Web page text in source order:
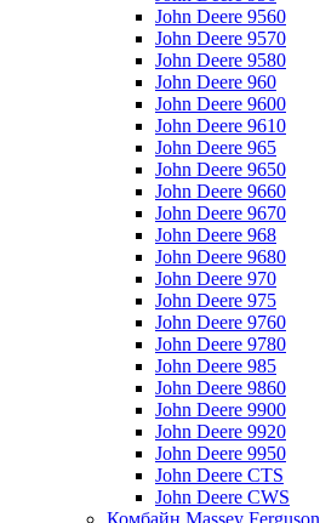
John Deere 9560
John Deere 9570
John Deere 9580
John Deere 960
John Deere 9600
John Deere 9610
John Deere 965
John Deere 9650
John Deere 9660
John Deere 9670
John Deere 968
John Deere 9680
John Deere 970
John Deere 975
John Deere 9760
John Deere 9780
John Deere 985
John Deere 9860
John Deere 9900
John Deere 9920
John Deere 9950
John Deere CTS
John Deere CWS
Комбайн Massey Ferguson